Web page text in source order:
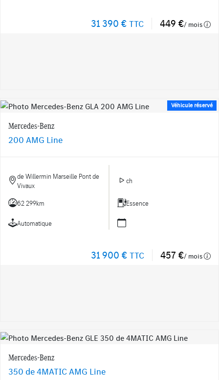
31 390 € TTC 449 €/ mois
Véhicule réservé
Mercedes-Benz
200 AMG Line
de Willermin Marseille Pont de
Vivaux
ch
62 299km Essence
Automatique
31 900 € TTC 457 €/ mois
Mercedes-Benz
350 de 4MATIC AMG Line